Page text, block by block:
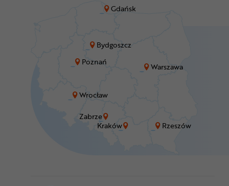
Bydgoszcz
Gdańsk
Kraków
Poznań
Rzeszów
Warszawa
Wrocław
Zabrze